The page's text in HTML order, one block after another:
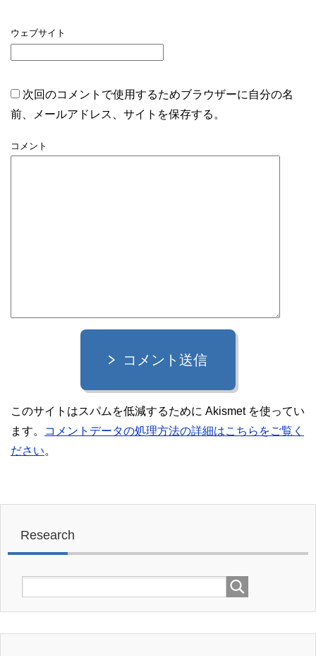
ウェブサイト
次回のコメントで使用するためブラウザーに自分の名
前、メールアドレス、サイトを保存する。
コメント
コメント送信
このサイトはスパムを低減するために Akismet を使ってい
ます。
コメントデータの処理方法の詳細はこちらをご覧く
ださい。
Research